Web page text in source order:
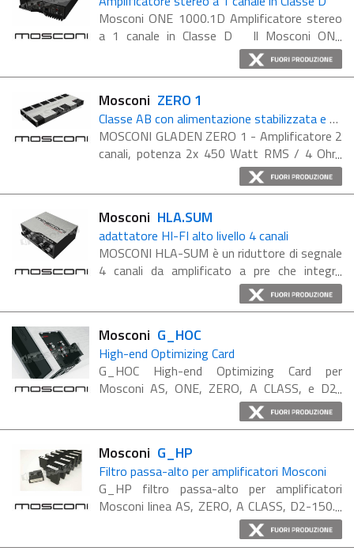
Mosconi ONE 1000.1D Amplificatore stereo
a 1 canale in Classe D Il Mosconi ONE
1000.1D è un amplificatore monofonico da
1000 Watt @ 2Ohm. La linea più piccola con
Mosconi ZERO 1
Classe AB con alimentazione stabilizzata e MOS HyperDrive per una maggiore potenza
MOSCONI GLADEN ZERO 1 - Amplificatore 2
canali, potenza 2x 450 Watt RMS / 4 Ohm
stereo Amplificatore in classe AB con
alimentazione stabilizzata che raggiunge
Mosconi HLA.SUM
adattatore HI-FI alto livello 4 canali
MOSCONI HLA-SUM è un riduttore di segnale
4 canali da amplificato a pre che integra
anche la funzione somma dei canali (funzione
che può essere attivata o meno) High Low
Mosconi G_HOC
High-end Optimizing Card
G_HOC High-end Optimizing Card per
Mosconi AS, ONE, ZERO, A CLASS, e D2-
100.4 Ottimizzazione della taratura
dell'impianto: - la voce del cantante si
Mosconi G_HP
Filtro passa-alto per amplificatori Mosconi
G_HP filtro passa-alto per amplificatori
Mosconi linea AS, ZERO, A CLASS, D2-150.2
e D2-100.4 G_HP è un modulo crossover
per il taglio di frequenza basato su